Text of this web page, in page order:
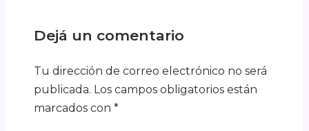
Dejá un comentario
Tu dirección de correo electrónico no será
publicada. Los campos obligatorios están
marcados con *